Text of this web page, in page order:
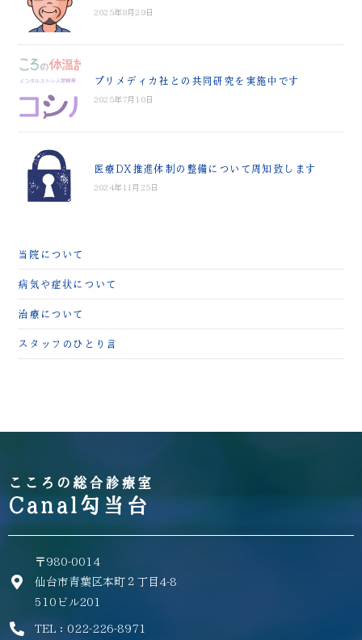
2025年8月29日
プリメディカ社との共同研究を実施中です
2025年7月10日
医療DX推進体制の整備について周知致します
2024年11月25日
当院について
病気や症状について
治療について
スタッフのひとり言
こころの総合診療室
Canal勾当台
〒980-0014
仙台市青葉区本町２丁目4-8
510ビル201
TEL：022-226-8971